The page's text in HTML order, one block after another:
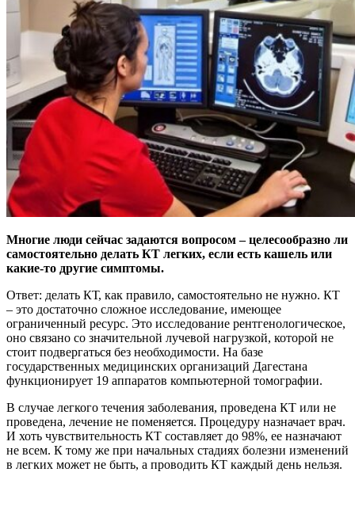
Многие люди сейчас задаются вопросом – целесообразно ли
самостоятельно делать КТ легких, если есть кашель или
какие-то другие симптомы.
Ответ: делать КТ, как правило, самостоятельно не нужно. КТ
– это достаточно сложное исследование, имеющее
ограниченный ресурс. Это исследование рентгенологическое,
оно связано со значительной лучевой нагрузкой, которой не
стоит подвергаться без необходимости. На базе
государственных медицинских организаций Дагестана
функционирует 19 аппаратов компьютерной томографии.
В случае легкого течения заболевания, проведена КТ или не
проведена, лечение не поменяется. Процедуру назначает врач.
И хоть чувствительность КТ составляет до 98%, ее назначают
не всем. К тому же при начальных стадиях болезни изменений
в легких может не быть, а проводить КТ каждый день нельзя.